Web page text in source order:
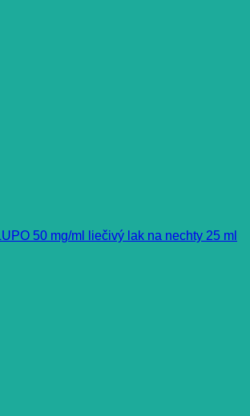
50 mg/ml liečivý lak na nechty 25 ml